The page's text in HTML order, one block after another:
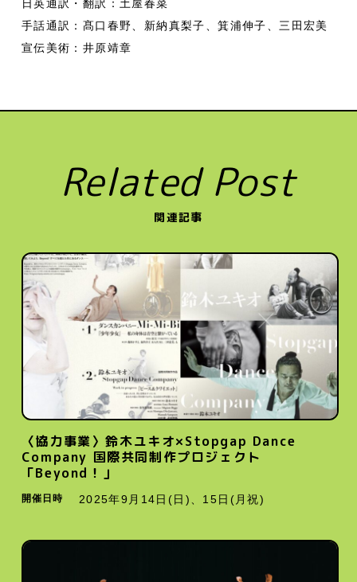
日英通訳・翻訳：土屋春菜
手話通訳：髙口春野、新納真梨子、箕浦伸子、三田宏美
宣伝美術：井原靖章
Related Post
関連記事
〈協力事業〉鈴木ユキオ×Stopgap Dance
Company 国際共同制作プロジェクト
「Beyond！」
開催日時 2025年9月14日(日)、15日(月祝)